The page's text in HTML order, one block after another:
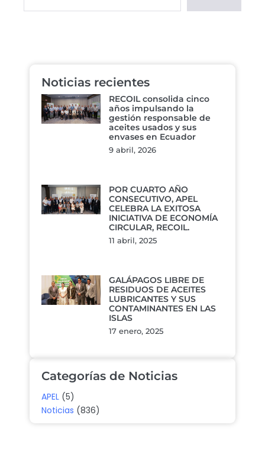
Noticias recientes
RECOIL consolida cinco
años impulsando la
gestión responsable de
aceites usados y sus
envases en Ecuador
9 abril, 2026
POR CUARTO AÑO
CONSECUTIVO, APEL
CELEBRA LA EXITOSA
INICIATIVA DE ECONOMÍA
CIRCULAR, RECOIL.
11 abril, 2025
GALÁPAGOS LIBRE DE
RESIDUOS DE ACEITES
LUBRICANTES Y SUS
CONTAMINANTES EN LAS
ISLAS
17 enero, 2025
Categorías de Noticias
APEL (5)
Noticias (836)